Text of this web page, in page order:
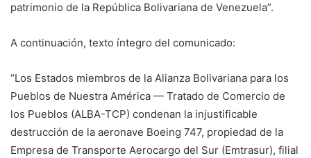
patrimonio de la República Bolivariana de Venezuela”.
A continuación, texto íntegro del comunicado:
“Los Estados miembros de la Alianza Bolivariana para los
Pueblos de Nuestra América — Tratado de Comercio de
los Pueblos (ALBA-TCP) condenan la injustificable
destrucción de la aeronave Boeing 747, propiedad de la
Empresa de Transporte Aerocargo del Sur (Emtrasur), filial